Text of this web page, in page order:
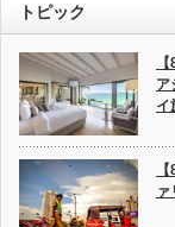
トピック
ア
イ